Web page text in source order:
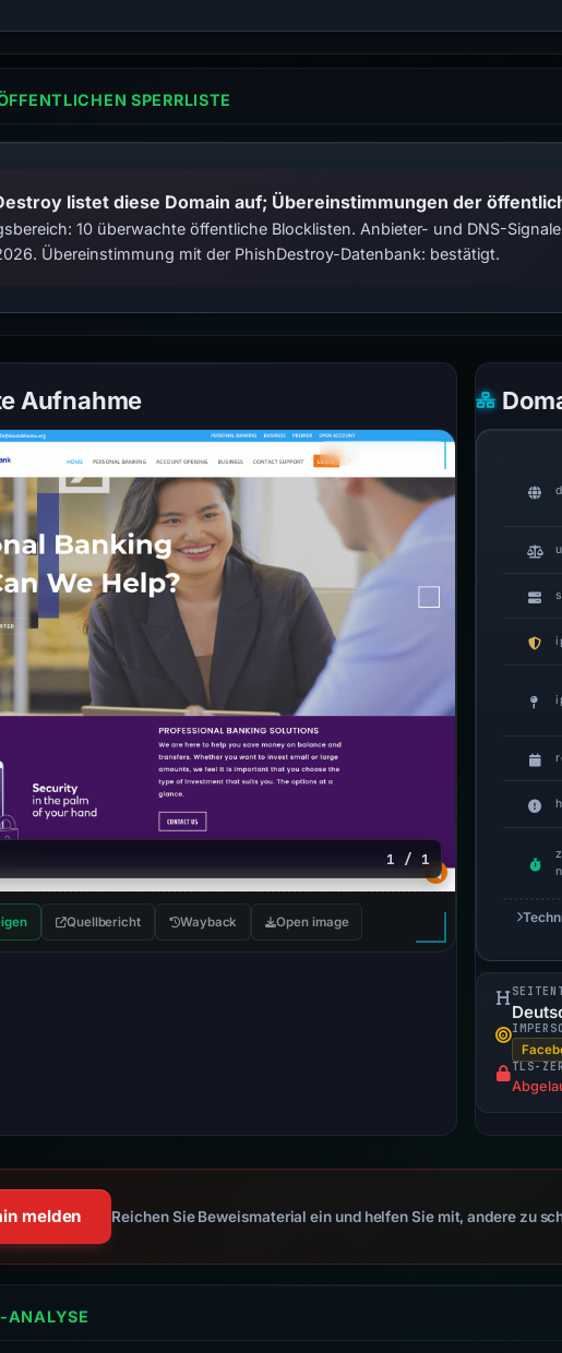
SPERRLISTE
listet diese Domain auf; Übereinstimmungen der
10 überwachte öffentliche Blocklisten. Anbieter- und DNS-
Übereinstimmung mit der PhishDestroy-Datenbank: bestätigt.
Aufnahme
1 / 1
Quellbericht Wayback Open image
TLS-
melden Reichen Sie Beweismaterial ein und helfen Sie mit, andere zu
ANALYSE